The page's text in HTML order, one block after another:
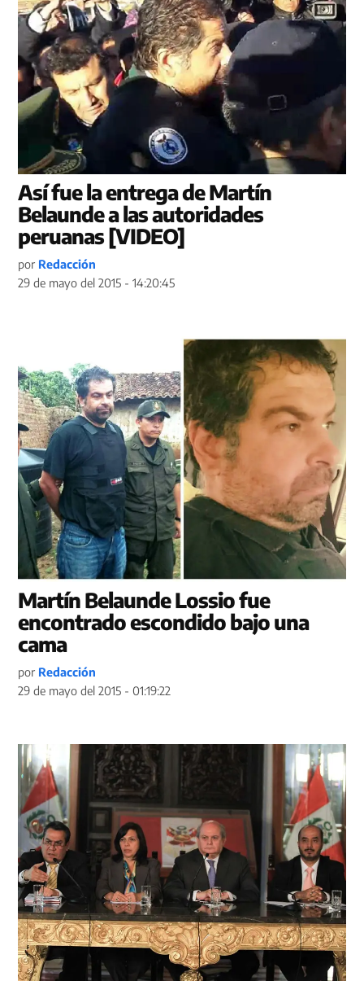
Así fue la entrega de Martín
Belaunde a las autoridades
peruanas [VIDEO]
por Redacción
29 de mayo del 2015 - 14:20:45
Martín Belaunde Lossio fue
encontrado escondido bajo una
cama
por Redacción
29 de mayo del 2015 - 01:19:22